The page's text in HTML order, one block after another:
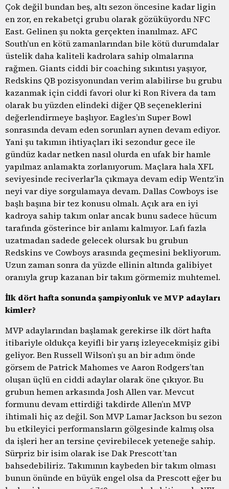
Çok değil bundan beş, altı sezon öncesine kadar ligin
en zor, en rekabetçi grubu olarak gözüküyordu NFC
East. Gelinen şu nokta gerçekten inanılmaz. AFC
South’un en kötü zamanlarından bile kötü durumdalar
üstelik daha kaliteli kadrolara sahip olmalarına
rağmen. Giants ciddi bir coaching sıkıntısı yaşıyor,
Redskins QB pozisyonundan verim alabilirse bu grubu
kazanmak için ciddi favori olur ki Ron Rivera da tam
olarak bu yüzden elindeki diğer QB seçeneklerini
değerlendirmeye başlıyor. Eagles’ın Super Bowl
sonrasında devam eden sorunları aynen devam ediyor.
Yani şu takımın ihtiyaçları iki sezondur gece ile
gündüz kadar netken nasıl olurda en ufak bir hamle
yapılmaz anlamakta zorlanıyorum. Maçlara hala XFL
seviyesinde reciverlar’la çıkmaya devam edip Wentz’in
neyi var diye sorgulamaya devam. Dallas Cowboys ise
başlı başına bir tez konusu olmalı. Açık ara en iyi
kadroya sahip takım onlar ancak bunu sadece hücum
tarafında gösterince bir anlamı kalmıyor. Lafı fazla
uzatmadan sadede gelecek olursak bu grubun
Redskins ve Cowboys arasında geçmesini bekliyorum.
Uzun zaman sonra da yüzde ellinin altında galibiyet
oranıyla grup kazanan bir takım görmemiz muhtemel.
İlk dört hafta sonunda şampiyonluk ve MVP adayları
kimler?
MVP adaylarından başlamak gerekirse ilk dört hafta
itibariyle oldukça keyifli bir yarış izleyecekmişiz gibi
geliyor. Ben Russell Wilson’ı şu an bir adım önde
görsem de Patrick Mahomes ve Aaron Rodgers’tan
oluşan üçlü en ciddi adaylar olarak öne çıkıyor. Bu
grubun hemen arkasında Josh Allen var. Mevcut
formunu devam ettirdiği takdirde Allen’ın MVP
ihtimali hiç az değil. Son MVP Lamar Jackson bu sezon
bu etkileyici performansların gölgesinde kalmış olsa
da işleri her an tersine çevirebilecek yeteneğe sahip.
Sürpriz bir isim olarak ise Dak Prescott’tan
bahsedebiliriz. Takımının kaybeden bir takım olması
bunun önünde en büyük engel olsa da Prescott eğer bu